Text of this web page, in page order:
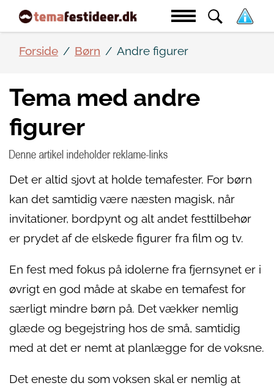
Forside Børn Andre figurer
Tema med andre
figurer
Det er altid sjovt at holde temafester. For børn
kan det samtidig være næsten magisk, når
invitationer, bordpynt og alt andet festtilbehør
er prydet af de elskede figurer fra film og tv.
En fest med fokus på idolerne fra fjernsynet er i
øvrigt en god måde at skabe en temafest for
særligt mindre børn på. Det vækker nemlig
glæde og begejstring hos de små, samtidig
med at det er nemt at planlægge for de voksne.
Det eneste du som voksen skal er nemlig at